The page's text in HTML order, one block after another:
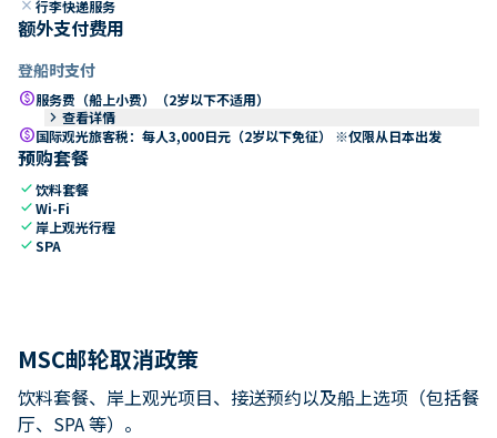
close 行李快递服务
额外支付费用
登船时支付
paid服务费（船上小费）（2岁以下不适用）
keyboard_arrow_right 查看详情
paid国际观光旅客税：每人3,000日元（2岁以下免征） ※仅限从日本出发
预购套餐
check饮料套餐
checkWi-Fi
check 岸上观光行程
checkSPA
MSC邮轮取消政策
饮料套餐、岸上观光项目、接送预约以及船上选项（包括餐
厅、SPA 等）。